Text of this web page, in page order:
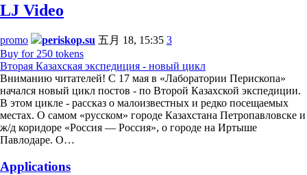
LJ Video
promo periskop.su 五月 18, 15:35 3
Buy for 250 tokens
Вторая Казахская экспедиция - новый цикл
Вниманию читателей! С 17 мая в «Лаборатории Перископа»
начался новый цикл постов - по Второй Казахской экспедиции.
В этом цикле - рассказ о малоизвестных и редко посещаемых
местах. О самом «русском» городе Казахстана Петропавловске и
ж/д коридоре «Россия — Россия», о городе на Иртыше
Павлодаре. О…
Applications